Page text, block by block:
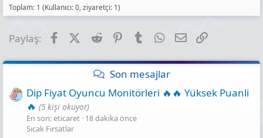
Toplam: 1 (Kullanıcı: 0, ziyaretçi: 1)
Paylaş: FacebookX (Twitter)
Reddit PinterestTumblr WhatsApp
E-posta
Son mesajlar
Dip Fiyat Oyuncu Monitörleri 🔥🔥 Yüksek Puanli
🔥 (5 kişi okuyor)
En son: eticaret 18 dakika önce
Sıcak Fırsatlar